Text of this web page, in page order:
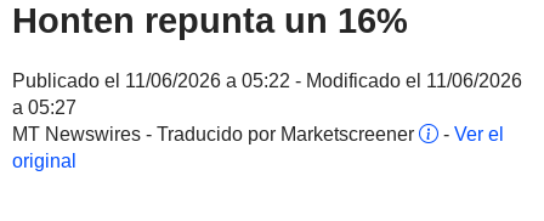
Honten repunta un 16%
Publicado el 11/06/2026 a 05:22 - Modificado el 11/06/2026
a 05:27
MT Newswires - Traducido por Marketscreener
- Ver el
original